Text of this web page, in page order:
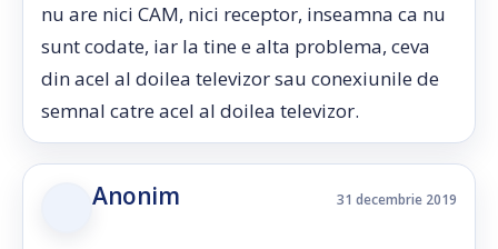
nu are nici CAM, nici receptor, inseamna ca nu
sunt codate, iar la tine e alta problema, ceva
din acel al doilea televizor sau conexiunile de
semnal catre acel al doilea televizor.
Anonim 31 decembrie 2019